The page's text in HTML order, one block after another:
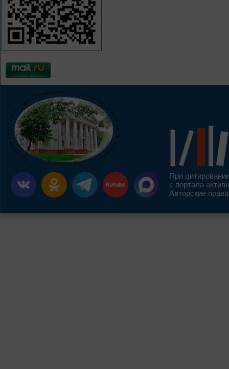
При
с портала
Авторские